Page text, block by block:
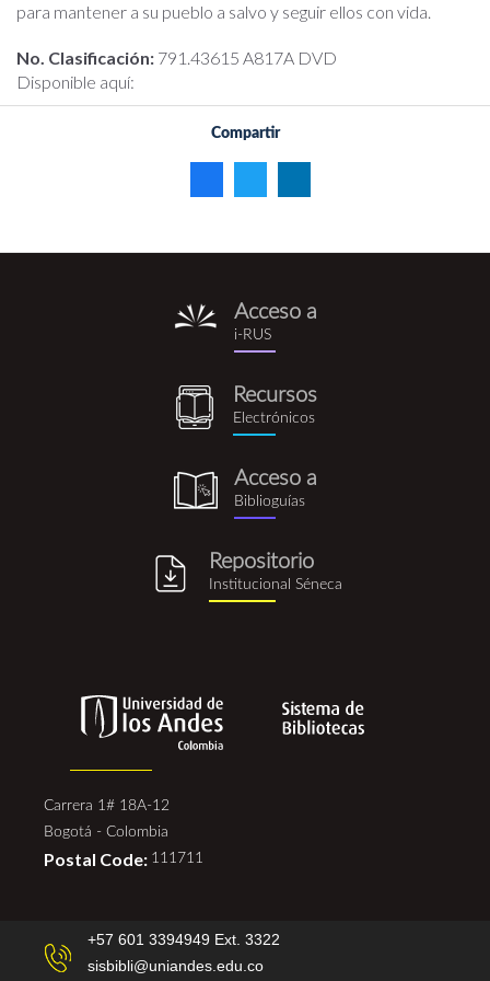
para mantener a su pueblo a salvo y seguir ellos con vida.
No. Clasificación: 791.43615 A817A DVD
Disponible aquí:
Compartir
i-
rus.png
Acceso a
i-RUS
recursos_electronicos.png
Recursos
Electrónicos
biblioguia.png
Acceso a
Biblioguías
Repositorio
Institucional Séneca
Carrera 1# 18A-12
Bogotá - Colombia
Postal Code: 111711
+57 601 3394949 Ext. 3322
sisbibli@uniandes.edu.co